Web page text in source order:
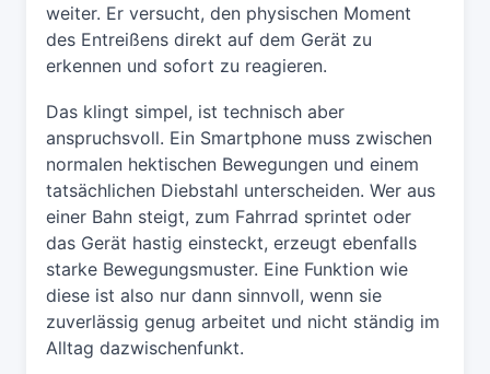
weiter. Er versucht, den physischen Moment
des Entreißens direkt auf dem Gerät zu
erkennen und sofort zu reagieren.
Das klingt simpel, ist technisch aber
anspruchsvoll. Ein Smartphone muss zwischen
normalen hektischen Bewegungen und einem
tatsächlichen Diebstahl unterscheiden. Wer aus
einer Bahn steigt, zum Fahrrad sprintet oder
das Gerät hastig einsteckt, erzeugt ebenfalls
starke Bewegungsmuster. Eine Funktion wie
diese ist also nur dann sinnvoll, wenn sie
zuverlässig genug arbeitet und nicht ständig im
Alltag dazwischenfunkt.